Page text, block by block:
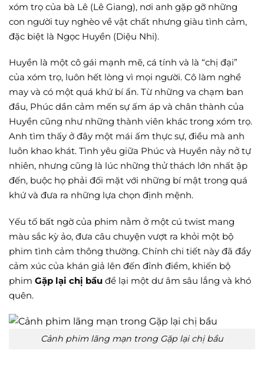
xóm trọ của bà Lê (Lê Giang), nơi anh gặp gỡ những
con người tuy nghèo về vật chất nhưng giàu tình cảm,
đặc biệt là Ngọc Huyền (Diệu Nhi).
Huyền là một cô gái mạnh mẽ, cá tính và là “chị đại”
của xóm trọ, luôn hết lòng vì mọi người. Cô làm nghề
may và có một quá khứ bí ẩn. Từ những va chạm ban
đầu, Phúc dần cảm mến sự ấm áp và chân thành của
Huyền cũng như những thành viên khác trong xóm trọ.
Anh tìm thấy ở đây một mái ấm thực sự, điều mà anh
luôn khao khát. Tình yêu giữa Phúc và Huyền nảy nở tự
nhiên, nhưng cũng là lúc những thử thách lớn nhất ập
đến, buộc họ phải đối mặt với những bí mật trong quá
khứ và đưa ra những lựa chọn định mệnh.
Yếu tố bất ngờ của phim nằm ở một cú twist mang
màu sắc kỳ ảo, đưa câu chuyện vượt ra khỏi một bộ
phim tình cảm thông thường. Chính chi tiết này đã đẩy
cảm xúc của khán giả lên đến đỉnh điểm, khiến bộ
phim Gặp lại chị bầu để lại một dư âm sâu lắng và khó
quên.
Cảnh phim lãng mạn trong Gặp lại chị bầu